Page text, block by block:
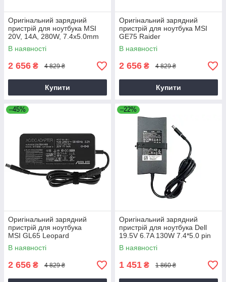
Оригінальний зарядний
пристрій для ноутбука MSI
20V, 14A, 280W, 7.4x5.0mm
В наявності
2 656 ₴ 4 829 ₴
Купити
Оригінальний зарядний
пристрій для ноутбука MSI
GE75 Raider
В наявності
2 656 ₴ 4 829 ₴
Купити
–45%
Оригінальний зарядний
пристрій для ноутбука
MSI GL65 Leopard
В наявності
2 656 ₴ 4 829 ₴
–22%
Оригінальний зарядний
пристрій для ноутбука Dell
19.5V 6.7A 130W 7.4*5.0 pin
Slim (PA-4E)
В наявності
1 451 ₴ 1 860 ₴